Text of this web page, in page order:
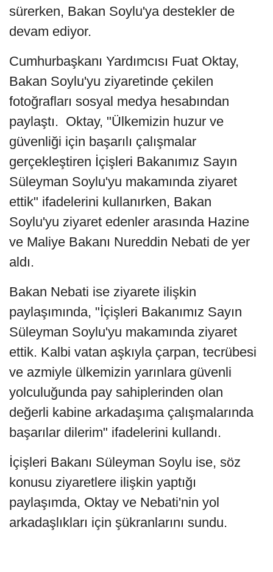
sürerken, Bakan Soylu'ya destekler de
devam ediyor.
Cumhurbaşkanı Yardımcısı Fuat Oktay,
Bakan Soylu'yu ziyaretinde çekilen
fotoğrafları sosyal medya hesabından
paylaştı. Oktay, "Ülkemizin huzur ve
güvenliği için başarılı çalışmalar
gerçekleştiren İçişleri Bakanımız Sayın
Süleyman Soylu'yu makamında ziyaret
ettik" ifadelerini kullanırken, Bakan
Soylu'yu ziyaret edenler arasında Hazine
ve Maliye Bakanı Nureddin Nebati de yer
aldı.
Bakan Nebati ise ziyarete ilişkin
paylaşımında, "İçişleri Bakanımız Sayın
Süleyman Soylu'yu makamında ziyaret
ettik. Kalbi vatan aşkıyla çarpan, tecrübesi
ve azmiyle ülkemizin yarınlara güvenli
yolculuğunda pay sahiplerinden olan
değerli kabine arkadaşıma çalışmalarında
başarılar dilerim" ifadelerini kullandı.
İçişleri Bakanı Süleyman Soylu ise, söz
konusu ziyaretlere ilişkin yaptığı
paylaşımda, Oktay ve Nebati'nin yol
arkadaşlıkları için şükranlarını sundu.